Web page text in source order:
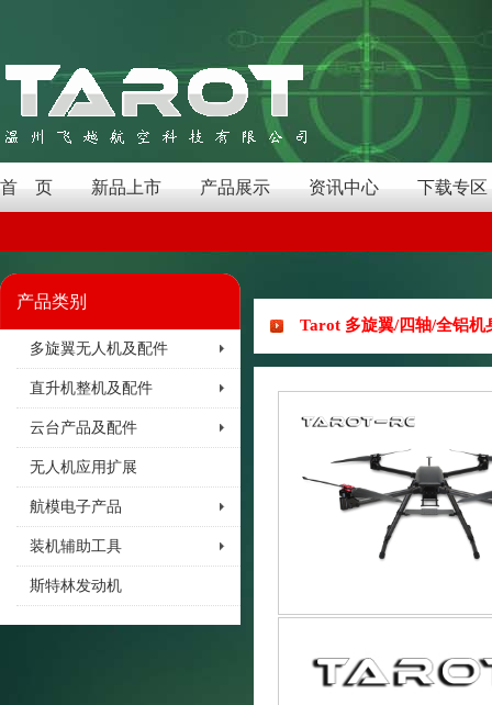
首 页 新品上市 产品展示 资讯中心 下载专区
产品类别
多旋翼无人机及配件
直升机整机及配件
云台产品及配件
无人机应用扩展
航模电子产品
装机辅助工具
斯特林发动机
Tarot 多旋翼/四轴/全铝机